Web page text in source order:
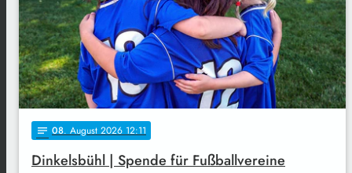
notes 08. August 2026 12:11
Dinkelsbühl | Spende für Fußballvereine